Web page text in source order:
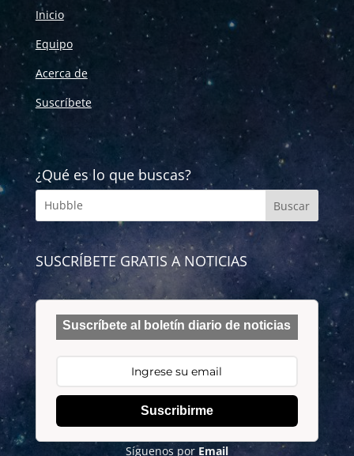
Inicio
Equipo
Acerca de
Suscríbete
¿Qué es lo que buscas?
SUSCRÍBETE GRATIS A NOTICIAS
Suscríbete al boletín diario de noticias
Suscribirme
Síguenos por Email